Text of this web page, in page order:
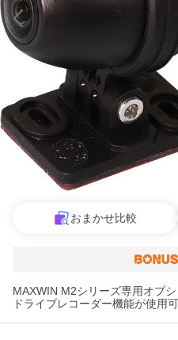
おまかせ比較
MAXWIN M2シリーズ専用オプ
ドライブレコーダー機能が使用